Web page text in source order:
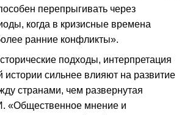
перепрыгивать через
когда в кризисные времена
ранние конфликты».
подходы, интерпретация
истории сильнее влияют на развитие
странами, чем развернутая
«Общественное мнение и